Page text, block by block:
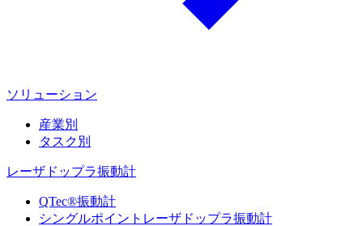
ソリューション
産業別
タスク別
レーザドップラ振動計
QTec®振動計
シングルポイントレーザドップラ振動計